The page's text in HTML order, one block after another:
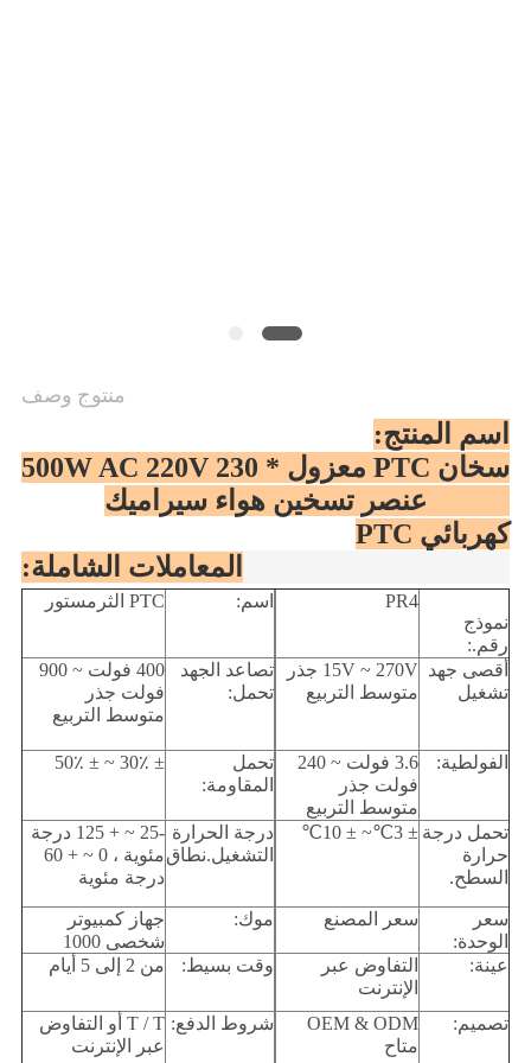
منتوج وصف
اسم المنتج:
سخان PTC معزول 500W AC 220V 230 *
32mm عنصر تسخين هواء سيراميك
كهربائي PTC
المعاملات الشاملة:
نموذج
رقم.:
PR4 اسم: PTC الثرمستور
أقصى جهد
تشغيل
15V ~ 270V جذر
متوسط ​​التربيع
تصاعد الجهد
تحمل:
400 فولت ~ 900
فولت جذر
متوسط ​​التربيع
الفولطية:
3.6 فولت ~ 240
فولت جذر
متوسط ​​التربيع
تحمل
المقاومة:
± 30٪ ~ ± 50٪
تحمل درجة
حرارة
السطح.
± 3
℃
~ ± 10
℃
درجة الحرارة
التشغيل.نطاق
-25 ~ + 125 درجة
مئوية ، 0 ~ + 60
درجة مئوية
سعر
الوحدة:
سعر المصنع موك:
جهاز كمبيوتر
شخصى 1000
عينة:
التفاوض عبر
الإنترنت
وقت بسيط: من 2 إلى 5 أيام
تصميم:
OEM & ODM
متاح
شروط الدفع:
T / T أو التفاوض
عبر الإنترنت